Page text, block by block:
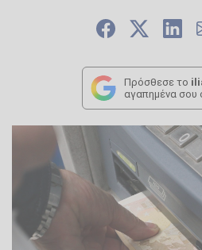
Πρόσθεσε το
αγαπημένα σου